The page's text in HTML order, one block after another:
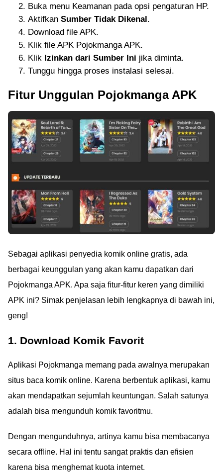
Buka menu Keamanan pada opsi pengaturan HP.
Aktifkan Sumber Tidak Dikenal.
Download file APK.
Klik file APK Pojokmanga APK.
Klik Izinkan dari Sumber Ini jika diminta.
Tunggu hingga proses instalasi selesai.
Fitur Unggulan Pojokmanga APK
Sebagai aplikasi penyedia komik online gratis, ada
berbagai keunggulan yang akan kamu dapatkan dari
Pojokmanga APK. Apa saja fitur-fitur keren yang dimiliki
APK ini? Simak penjelasan lebih lengkapnya di bawah ini,
geng!
1. Download Komik Favorit
Aplikasi Pojokmanga memang pada awalnya merupakan
situs baca komik online. Karena berbentuk aplikasi, kamu
akan mendapatkan sejumlah keuntungan. Salah satunya
adalah bisa mengunduh komik favoritmu.
Dengan mengunduhnya, artinya kamu bisa membacanya
secara offline. Hal ini tentu sangat praktis dan efisien
karena bisa menghemat kuota internet.